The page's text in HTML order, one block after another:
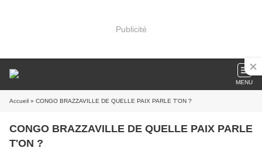
Publicité
MENU
Accueil » CONGO BRAZZAVILLE DE QUELLE PAIX PARLE T'ON ?
CONGO BRAZZAVILLE DE QUELLE PAIX PARLE
T'ON ?